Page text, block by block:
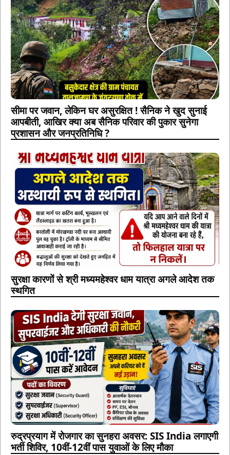
सीमा पर जवान, लेकिन घर असुरक्षित ! सैनिक ने खुद सुनाई
आपबीती, आखिर क्या अब सैनिक परिवार की पुकार सुनेगा
प्रशासन और जनप्रतिनिधि ?
सुरक्षा कारणों से श्री मध्यमहेश्वर धाम यात्रा अगले आदेश तक
स्थगित
रुद्रप्रयाग में रोजगार का सुनहरा अवसर: SIS India लगाएगी
भर्ती शिविर, 10वीं-12वीं पास युवाओं के लिए मौका